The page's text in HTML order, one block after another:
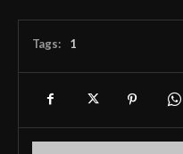
Tags: 1